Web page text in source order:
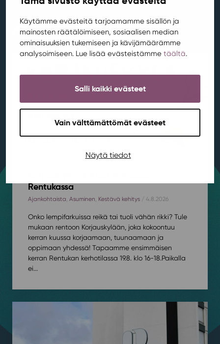
Käytämme evästeitä tarjoamamme sisällön ja
mainosten räätälöimiseen, sosiaalisen median
ominaisuuksien tukemiseen ja kävijämäärämme
analysoimiseen. Lue lisää evästeistämme täältä.
Salli kaikki evästeet
Vain välttämättömät evästeet
Näytä tiedot
Ajankohtaista
Rentukassa
Ajankohtaista, Asuminen, Kestävä kehitys/ 4.8.2026
Onko lempifarkuissa reikä tai tuoli vähän rikki? Tule
mukaan rentoon Korjauskylään, joka kokoontuu
kerran kuussa korjaamaan, tuunaamaan ja
oppimaan yhdessä! Tapaamme ensimmäisen
kerran Rentukan kerhotilassa 19.8. klo 16-18.⁠⁠Paikalla
ei...